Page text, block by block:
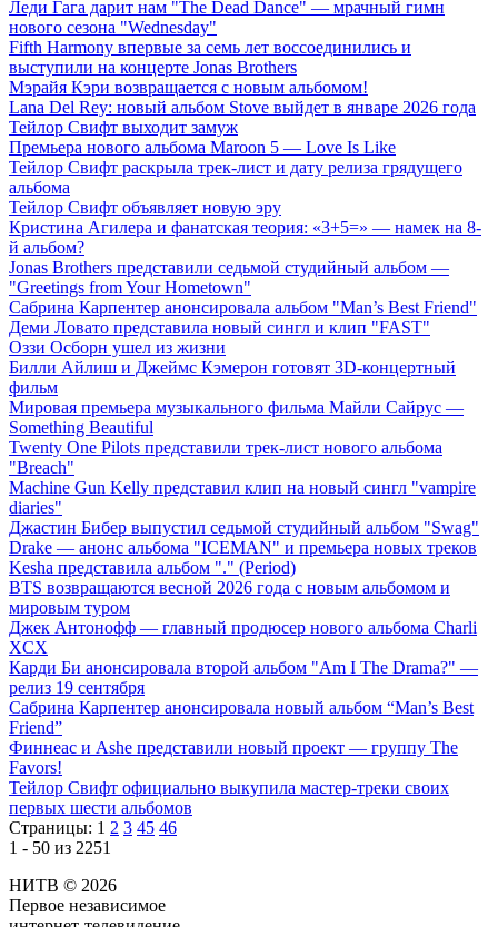
Леди Гага дарит нам "The Dead Dance" — мрачный гимн
нового сезона "Wednesday"
Fifth Harmony впервые за семь лет воссоединились и
выступили на концерте Jonas Brothers
Мэрайя Кэри возвращается с новым альбомом!
Lana Del Rey: новый альбом Stove выйдет в январе 2026 года
Тейлор Свифт выходит замуж
Премьера нового альбома Maroon 5 — Love Is Like
Тейлор Свифт раскрыла трек-лист и дату релиза грядущего
альбома
Тейлор Свифт объявляет новую эру
Кристина Агилера и фанатская теория: «3+5=» — намек на 8-
й альбом?
Jonas Brothers представили седьмой студийный альбом —
"Greetings from Your Hometown"
Сабрина Карпентер анонсировала альбом "Man’s Best Friend"
Деми Ловато представила новый сингл и клип "FAST"
Оззи Осборн ушел из жизни
Билли Айлиш и Джеймс Кэмерон готовят 3D-концертный
фильм
Мировая премьера музыкального фильма Майли Сайрус —
Something Beautiful
Twenty One Pilots представили трек-лист нового альбома
"Breach"
Machine Gun Kelly представил клип на новый сингл "vampire
diaries"
Джастин Бибер выпустил седьмой студийный альбом "Swag"
Drake — анонс альбома "ICEMAN" и премьера новых треков
Kesha представила альбом "." (Period)
BTS возвращаются весной 2026 года с новым альбомом и
мировым туром
Джек Антонофф — главный продюсер нового альбома Charli
XCX
Карди Би анонсировала второй альбом "Am I The Drama?" —
релиз 19 сентября
Сабрина Карпентер анонсировала новый альбом “Man’s Best
Friend”
Финнеас и Ashe представили новый проект — группу The
Favors!
Тейлор Свифт официально выкупила мастер-треки своих
первых шести альбомов
Страницы: 1 2 3 45 46
1 - 50 из 2251
НИТВ © 2026
Первое независимое